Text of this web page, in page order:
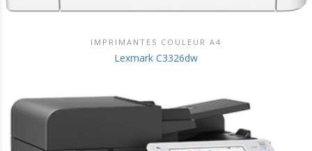
DÉCOUVRIR CE PRODUIT
IMPRIMANTES COULEUR A4
Lexmark C3326dw